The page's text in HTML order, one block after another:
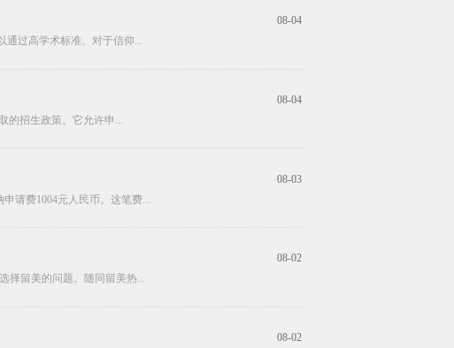
08-04
通过高学术标准、对于信仰...
08-04
的招生政策。它允许申...
08-03
请费1004元人民币。这笔费...
08-02
择留美的问题。随同留美热...
08-02